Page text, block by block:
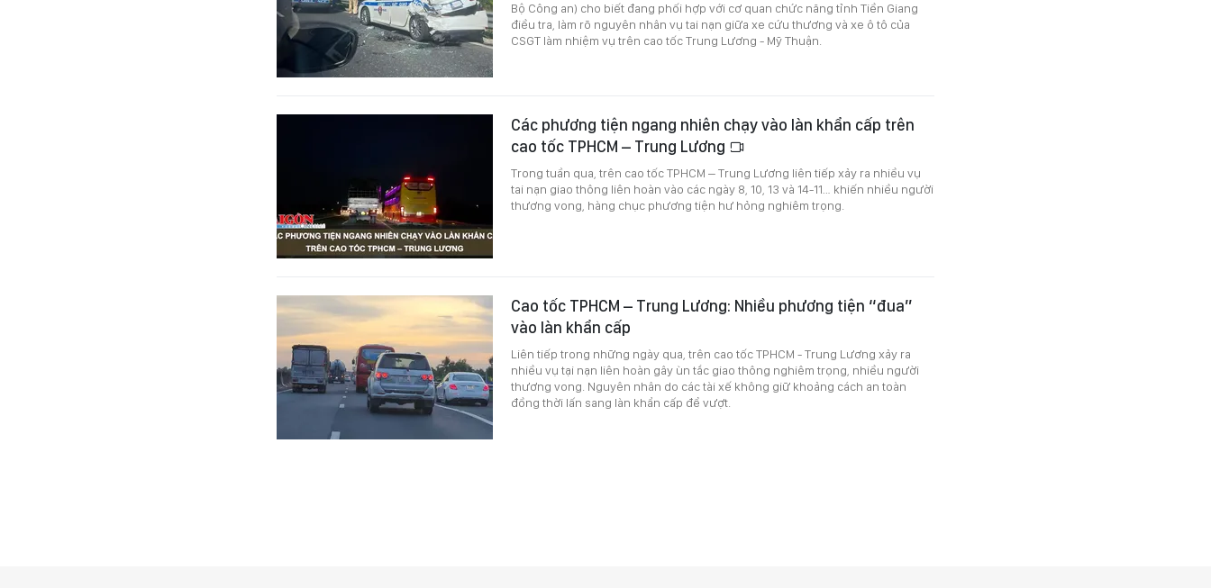
Bộ Công an) cho biết đang phối hợp với cơ quan chức năng tỉnh Tiền Giang
điều tra, làm rõ nguyên nhân vụ tai nạn giữa xe cứu thương và xe ô tô của
CSGT làm nhiệm vụ trên cao tốc Trung Lương - Mỹ Thuận.
Các phương tiện ngang nhiên chạy vào làn khẩn cấp trên
cao tốc TPHCM – Trung Lương
Trong tuần qua, trên cao tốc TPHCM – Trung Lương liên tiếp xảy ra nhiều vụ
tai nạn giao thông liên hoàn vào các ngày 8, 10, 13 và 14-11… khiến nhiều người
thương vong, hàng chục phương tiện hư hỏng nghiêm trọng.
Cao tốc TPHCM – Trung Lương: Nhiều phương tiện “đua”
vào làn khẩn cấp
Liên tiếp trong những ngày qua, trên cao tốc TPHCM - Trung Lương xảy ra
nhiều vụ tại nạn liên hoàn gây ùn tắc giao thông nghiêm trọng, nhiều người
thương vong. Nguyên nhân do các tài xế không giữ khoảng cách an toàn
đồng thời lấn sang làn khẩn cấp để vượt.